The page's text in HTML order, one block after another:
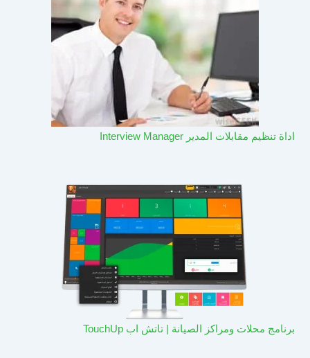
اداة تنظيم مقابلات المدير Interview Manager
برنامج محلات ومراكز الصيانة | تاتش اب TouchUp